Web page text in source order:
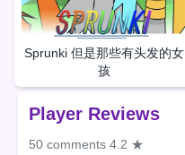
Sprunki 但是那些有头发的女
孩
Player Reviews
50 comments 4.2 ★